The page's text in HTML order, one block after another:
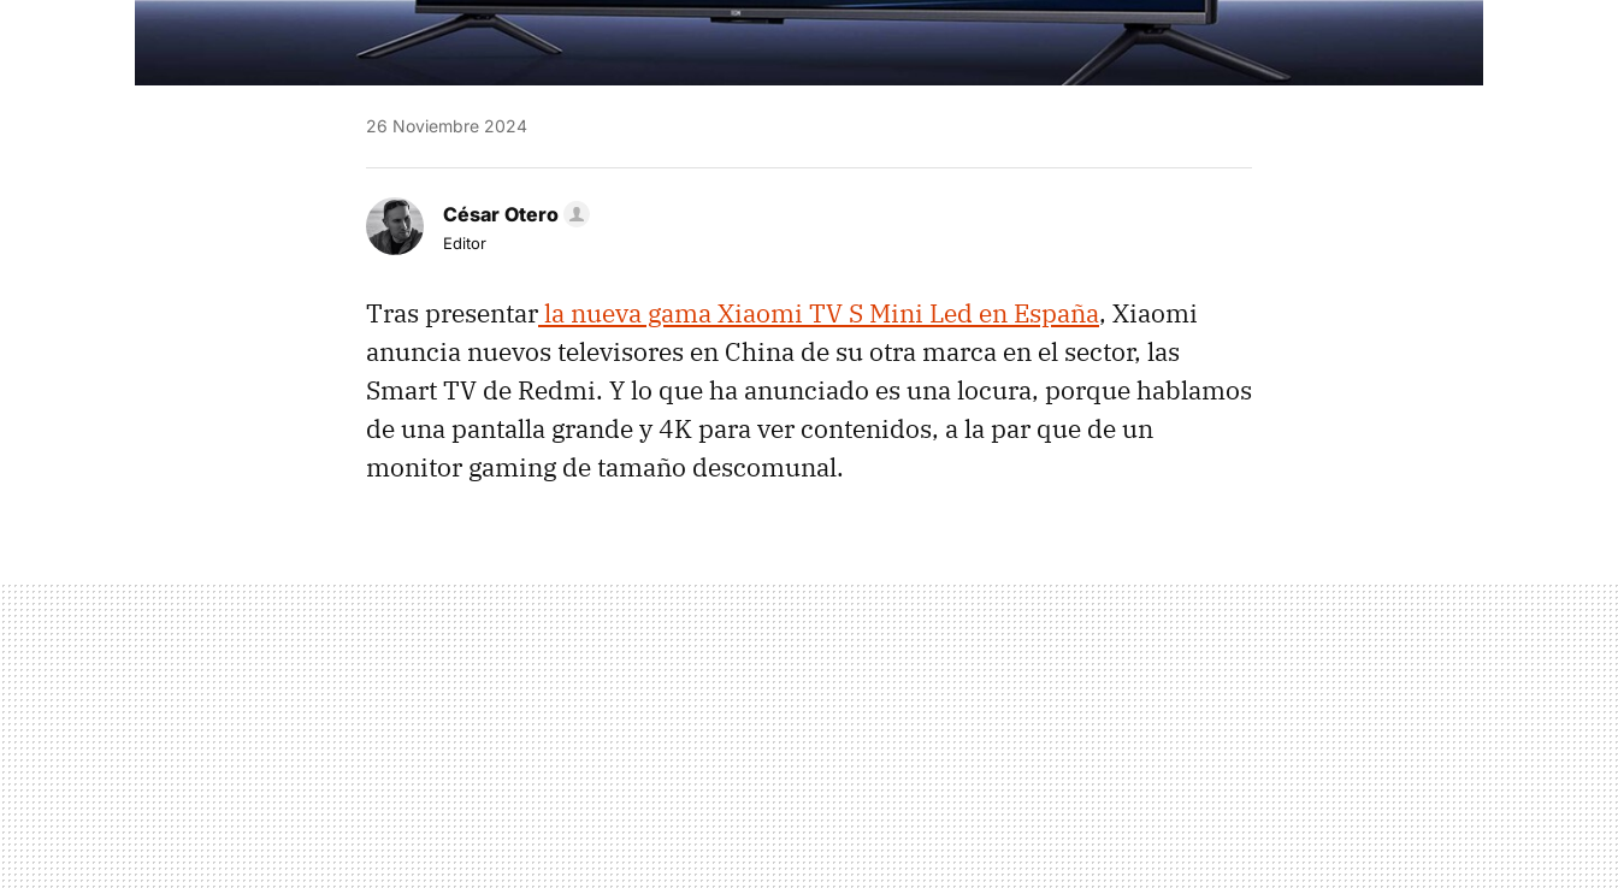
26 Noviembre 2024
César Otero
Editor
Tras presentarla nueva gama Xiaomi TV S Mini Led en España, Xiaomi
anuncia nuevos televisores en China de su otra marca en el sector, las
Smart TV de Redmi. Y lo que ha anunciado es una locura, porque hablamos
de una pantalla grande y 4K para ver contenidos, a la par que de un
monitor gaming de tamaño descomunal.